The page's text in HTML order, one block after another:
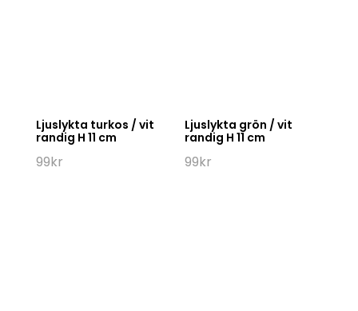
Ljuslykta turkos / vit
randig H 11 cm
99kr
Ljuslykta grön / vit
randig H 11 cm
99kr